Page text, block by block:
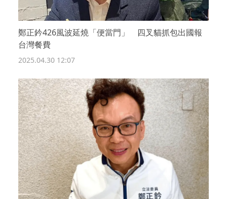
鄭正鈐426風波延燒「便當門」 四叉貓抓包出國報
台灣餐費
2025.04.30 12:07